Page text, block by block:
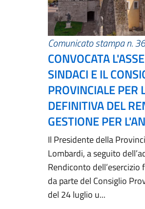
Comunicato stampa n.
CONVOCATA
SINDACI E IL
PROVINCIALE PER
DEFINITIVA DEL
GESTIONE PER
Il Presidente della
Lombardi, a seguito
Rendiconto
da parte del Consiglio
del 24 luglio u...